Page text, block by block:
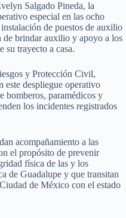
Salgado Pineda, la
especial en las ocho
de puestos de auxilio
de brindar auxilio y apoyo a los
su trayecto a casa.
y Protección Civil,
despliegue operativo
bomberos, paramédicos y
los incidentes registrados
acompañamiento a las
el propósito de prevenir
física de las y los
de Guadalupe y que transitan
de México con el estado